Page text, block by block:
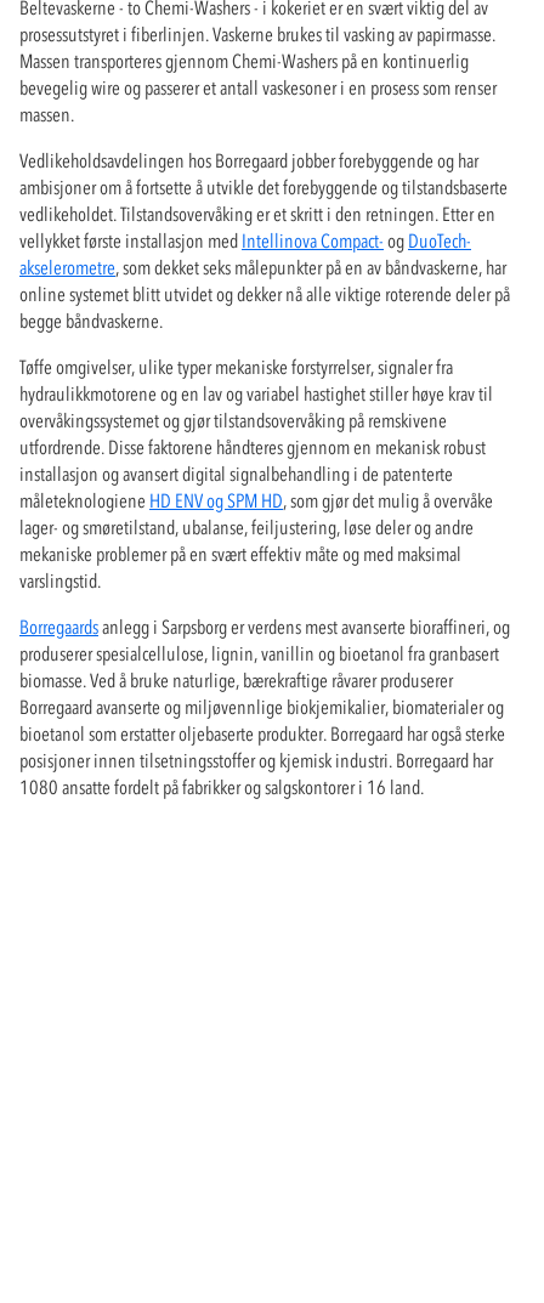
Beltevaskerne - to Chemi-Washers - i kokeriet er en svært viktig del av
prosessutstyret i fiberlinjen. Vaskerne brukes til vasking av papirmasse.
Massen transporteres gjennom Chemi-Washers på en kontinuerlig
bevegelig wire og passerer et antall vaskesoner i en prosess som renser
massen.
Vedlikeholdsavdelingen hos Borregaard jobber forebyggende og har
ambisjoner om å fortsette å utvikle det forebyggende og tilstandsbaserte
vedlikeholdet. Tilstandsovervåking er et skritt i den retningen. Etter en
vellykket første installasjon med Intellinova Compact- og DuoTech-
akselerometre, som dekket seks målepunkter på en av båndvaskerne, har
online systemet blitt utvidet og dekker nå alle viktige roterende deler på
begge båndvaskerne.
Tøffe omgivelser, ulike typer mekaniske forstyrrelser, signaler fra
hydraulikkmotorene og en lav og variabel hastighet stiller høye krav til
overvåkingssystemet og gjør tilstandsovervåking på remskivene
utfordrende. Disse faktorene håndteres gjennom en mekanisk robust
installasjon og avansert digital signalbehandling i de patenterte
måleteknologiene HD ENV og SPM HD, som gjør det mulig å overvåke
lager- og smøretilstand, ubalanse, feiljustering, løse deler og andre
mekaniske problemer på en svært effektiv måte og med maksimal
varslingstid.
Borregaardsanlegg i Sarpsborg er verdens mest avanserte bioraffineri, og
produserer spesialcellulose, lignin, vanillin og bioetanol fra granbasert
biomasse. Ved å bruke naturlige, bærekraftige råvarer produserer
Borregaard avanserte og miljøvennlige biokjemikalier, biomaterialer og
bioetanol som erstatter oljebaserte produkter. Borregaard har også sterke
posisjoner innen tilsetningsstoffer og kjemisk industri. Borregaard har
1080 ansatte fordelt på fabrikker og salgskontorer i 16 land.